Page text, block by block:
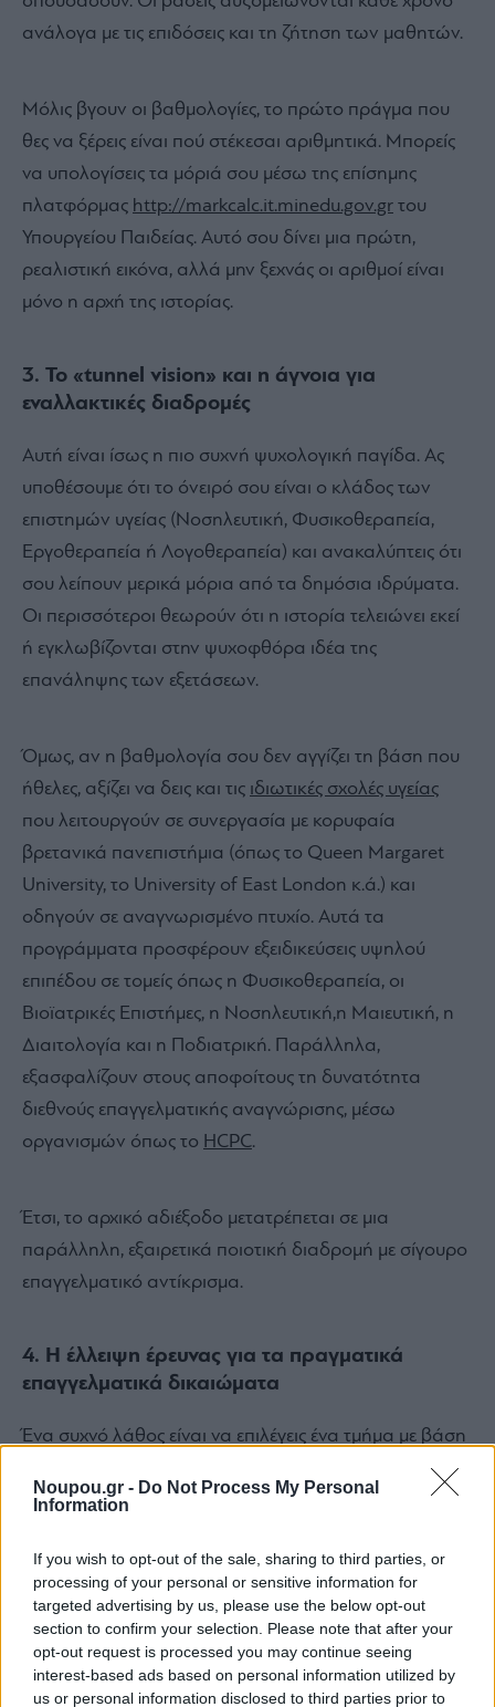
Noupou.gr - Do Not Process My Personal
Information
If you wish to opt-out of the sale, sharing to third parties, or
processing of your personal or sensitive information for
targeted advertising by us, please use the below opt-out
section to confirm your selection. Please note that after your
opt-out request is processed you may continue seeing
interest-based ads based on personal information utilized by
us or personal information disclosed to third parties prior to
ανάλογα με τις επιδόσεις και τη ζήτηση των μαθητών.
Μόλις βγουν οι βαθμολογίες, το πρώτο πράγμα που
θες να ξέρεις είναι πού στέκεσαι αριθμητικά. Μπορείς
να υπολογίσεις τα μόριά σου μέσω της επίσημης
πλατφόρμας http://markcalc.it.minedu.gov.gr του
Υπουργείου Παιδείας. Αυτό σου δίνει μια πρώτη,
ρεαλιστική εικόνα, αλλά μην ξεχνάς οι αριθμοί είναι
μόνο η αρχή της ιστορίας.
3. Το «tunnel vision» και η άγνοια για
εναλλακτικές διαδρομές
Αυτή είναι ίσως η πιο συχνή ψυχολογική παγίδα. Ας
υποθέσουμε ότι το όνειρό σου είναι ο κλάδος των
επιστημών υγείας (Νοσηλευτική, Φυσικοθεραπεία,
Εργοθεραπεία ή Λογοθεραπεία) και ανακαλύπτεις ότι
σου λείπουν μερικά μόρια από τα δημόσια ιδρύματα.
Οι περισσότεροι θεωρούν ότι η ιστορία τελειώνει εκεί
ή εγκλωβίζονται στην ψυχοφθόρα ιδέα της
επανάληψης των εξετάσεων.
Όμως, αν η βαθμολογία σου δεν αγγίζει τη βάση που
ήθελες, αξίζει να δεις και τις ιδιωτικές σχολές υγείας
που λειτουργούν σε συνεργασία με κορυφαία
βρετανικά πανεπιστήμια (όπως το Queen Margaret
University, το University of East London κ.ά.) και
οδηγούν σε αναγνωρισμένο πτυχίο. Αυτά τα
προγράμματα προσφέρουν εξειδικεύσεις υψηλού
επιπέδου σε τομείς όπως η Φυσικοθεραπεία, οι
Βιοϊατρικές Επιστήμες, η Νοσηλευτική,η Μαιευτική, η
Διαιτολογία και η Ποδιατρική. Παράλληλα,
εξασφαλίζουν στους αποφοίτους τη δυνατότητα
διεθνούς επαγγελματικής αναγνώρισης, μέσω
οργανισμών όπως το HCPC.
Έτσι, το αρχικό αδιέξοδο μετατρέπεται σε μια
παράλληλη, εξαιρετικά ποιοτική διαδρομή με σίγουρο
επαγγελματικό αντίκρισμα.
4. Η έλλειψη έρευνας για τα πραγματικά
επαγγελματικά δικαιώματα
Ένα συχνό λάθος είναι να επιλέγεις ένα τμήμα με βάση
τον ελκυστικό ή μοντέρνο τίτλο του, χωρίς να ελέγχεις
τι δικαιώματα σού δίνει στην αγορά εργασίας μετά την
σύγχρονες, αλλά οι απόφοιτοί τους δεν έχουν
ξεκάθαρη πρόσβαση σε θέσεις εργασίας.
Κάνε μια αναλυτική έρευνα για το αν το πτυχίο σου